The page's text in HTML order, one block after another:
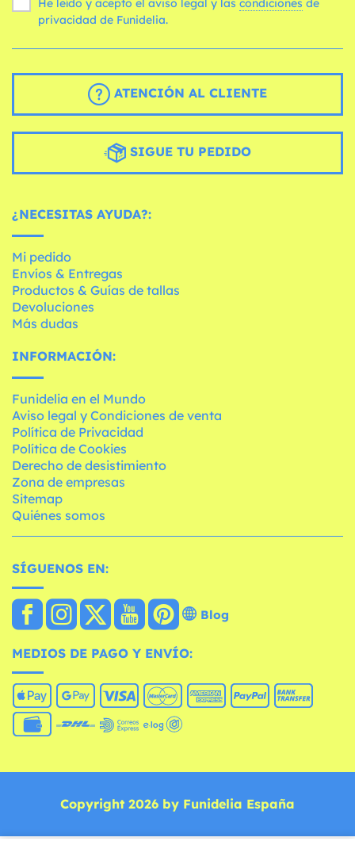
He leído y acepto el aviso legal y las condiciones
privacidad de Funidelia.
ATENCIÓN AL CLIENTE
SIGUE TU PEDIDO
¿NECESITAS AYUDA?:
Mi pedido
Envíos & Entregas
Productos & Guías de tallas
Devoluciones
Más dudas
INFORMACIÓN:
Funidelia en el Mundo
Aviso legal y Condiciones de venta
Política de Privacidad
Política de Cookies
Derecho de desistimiento
Zona de empresas
Sitemap
Quiénes somos
SÍGUENOS EN:
Blog
MEDIOS DE PAGO Y ENVÍO:
Copyright 2026 by Funidelia España